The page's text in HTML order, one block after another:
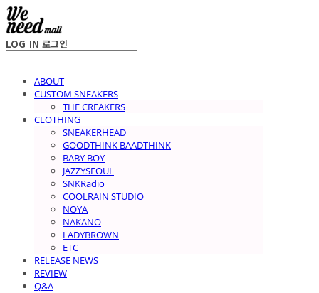
LOG IN 로그인
ABOUT
CUSTOM SNEAKERS
THE CREAKERS
CLOTHING
SNEAKERHEAD
GOODTHINK BAADTHINK
BABY BOY
JAZZYSEOUL
SNKRadio
COOLRAIN STUDIO
NOYA
NAKANO
LADYBROWN
ETC
RELEASE NEWS
REVIEW
Q&A